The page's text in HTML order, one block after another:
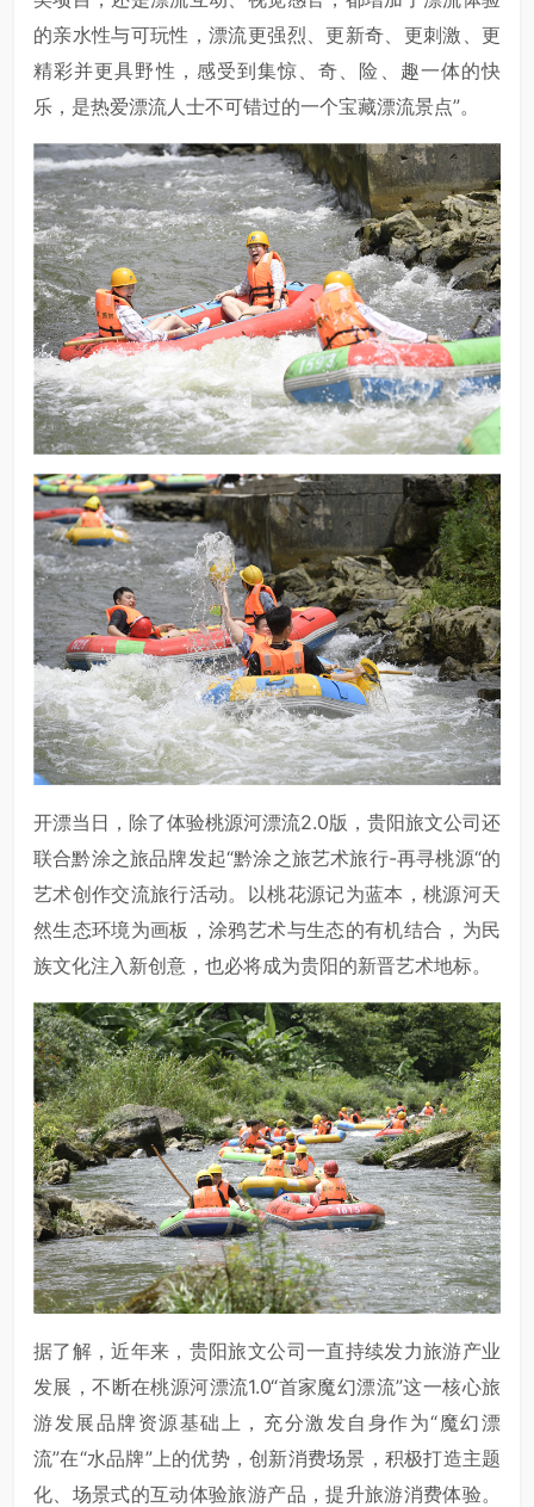
的亲水性与可玩性，漂流更强烈、更新奇、更刺激、更
精彩并更具野性，感受到集惊、奇、险、趣一体的快
乐，是热爱漂流人士不可错过的一个宝藏漂流景点”。
开漂当日，除了体验桃源河漂流2.0版，贵阳旅文公司还
联合黔涂之旅品牌发起“黔涂之旅艺术旅行-再寻桃源“的
艺术创作交流旅行活动。以桃花源记为蓝本，桃源河天
然生态环境为画板，涂鸦艺术与生态的有机结合，为民
族文化注入新创意，也必将成为贵阳的新晋艺术地标。
据了解，近年来，贵阳旅文公司一直持续发力旅游产业
发展，不断在桃源河漂流1.0“首家魔幻漂流”这一核心旅
游发展品牌资源基础上，充分激发自身作为“魔幻漂
流”在“水品牌”上的优势，创新消费场景，积极打造主题
化、场景式的互动体验旅游产品，提升旅游消费体验。